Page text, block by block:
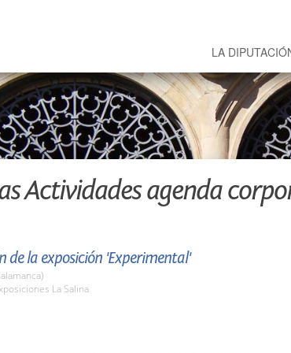
LA
Actividades agenda
de la exposición 'Experimental'
La Salina